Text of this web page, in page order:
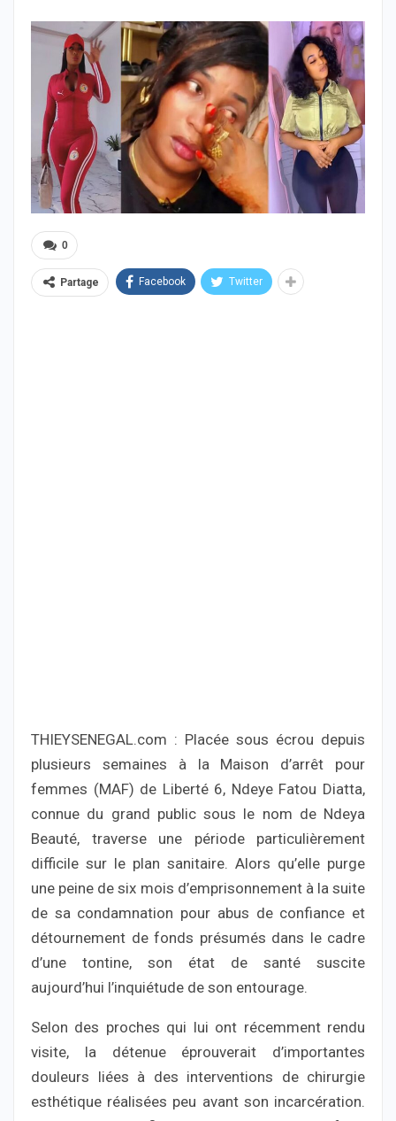
0
Partage Facebook Twitter
THIEYSENEGAL.com : Placée sous écrou depuis
plusieurs semaines à la Maison d’arrêt pour
femmes (MAF) de Liberté 6, Ndeye Fatou Diatta,
connue du grand public sous le nom de Ndeya
Beauté, traverse une période particulièrement
difficile sur le plan sanitaire. Alors qu’elle purge
une peine de six mois d’emprisonnement à la suite
de sa condamnation pour abus de confiance et
détournement de fonds présumés dans le cadre
d’une tontine, son état de santé suscite
aujourd’hui l’inquiétude de son entourage.
Selon des proches qui lui ont récemment rendu
visite, la détenue éprouverait d’importantes
douleurs liées à des interventions de chirurgie
esthétique réalisées peu avant son incarcération.